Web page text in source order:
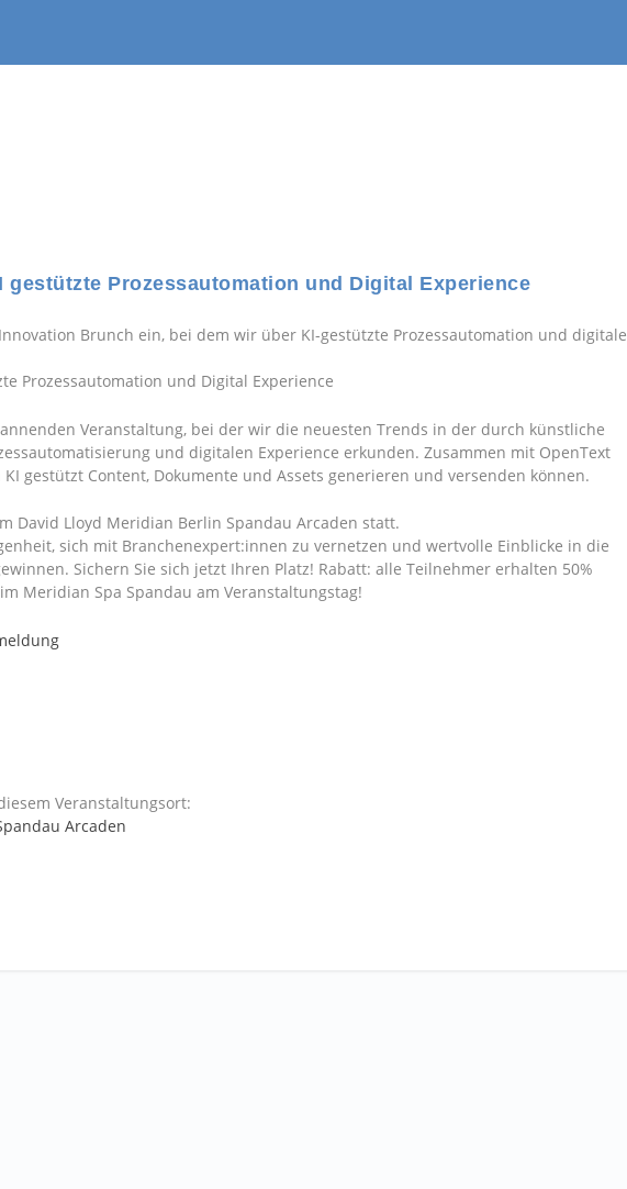
Prozessautomation und Digital Experience
Brunch ein, bei dem wir über KI-gestützte Prozessautomation und digitale
Prozessautomation und Digital Experience
Veranstaltung, bei der wir die neuesten Trends in der durch künstliche
und digitalen Experience erkunden. Zusammen mit OpenText
gestützt Content, Dokumente und Assets generieren und versenden können.
David Lloyd Meridian Berlin Spandau Arcaden statt.
sich mit Branchenexpert:innen zu vernetzen und wertvolle Einblicke in die
Sichern Sie sich jetzt Ihren Platz! Rabatt: alle Teilnehmer erhalten 50%
Meridian Spa Spandau am Veranstaltungstag!
Veranstaltungsort:
Arcaden